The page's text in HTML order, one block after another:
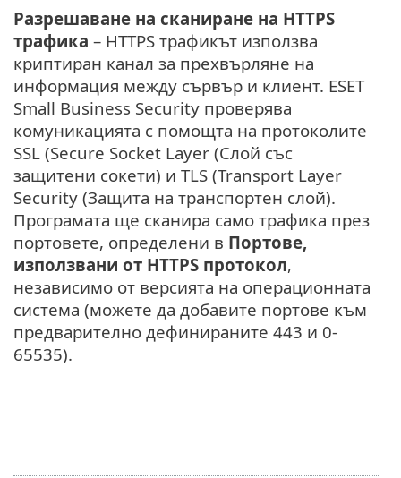
Разрешаване на сканиране на HTTPS
трафика – HTTPS трафикът използва
криптиран канал за прехвърляне на
информация между сървър и клиент. ESET
Small Business Security проверява
комуникацията с помощта на протоколите
SSL (Secure Socket Layer (Слой със
защитени сокети) и TLS (Transport Layer
Security (Защита на транспортен слой).
Програмата ще сканира само трафика през
портовете, определени в Портове,
използвани от HTTPS протокол,
независимо от версията на операционната
система (можете да добавите портове към
предварително дефинираните 443 и 0-
65535).